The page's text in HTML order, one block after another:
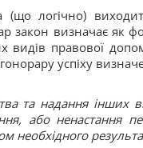
(що логічно)
закон визначає як
видів правової
успіху
та надання інших
або ненастання
необхідного